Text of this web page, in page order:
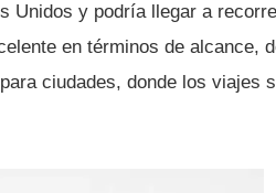
Unidos y podrí­a llegar a
en términos de alcance,
ciudades, donde los viajes